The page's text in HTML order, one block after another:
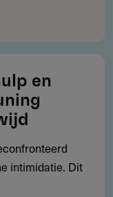
traject:
en
of Directors
met
en
intimidatie. Dit